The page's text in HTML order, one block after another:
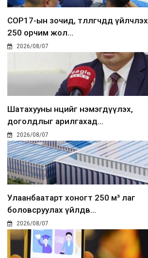
COP17-ын зочид, төлөөлөгчдөд үйлчлэх
250 орчим жол...
2026/08/07
Шатахууны нөөцийг нэмэгдүүлэх,
доголдлыг арилгахад...
2026/08/07
Улаанбаатарт хоногт 250 м³ лаг
боловсруулах үйлдв...
2026/08/07